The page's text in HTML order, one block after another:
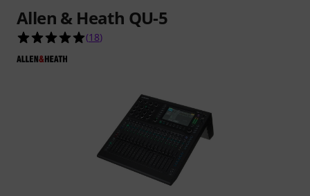
Allen & Heath QU-5
5.0 von 5 Sternen aus 18 Kundenbewertungen
(18)